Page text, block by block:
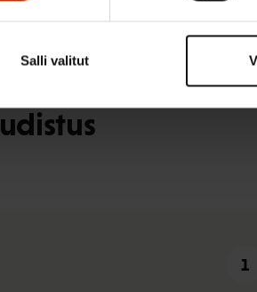
Salli valitut
1